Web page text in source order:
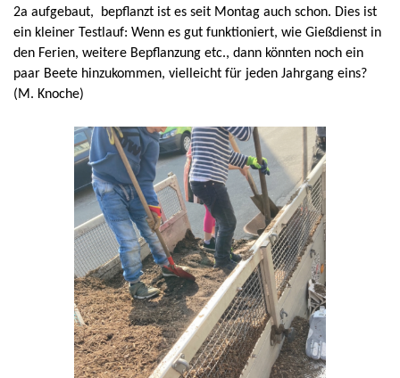
2a aufgebaut, bepflanzt ist es seit Montag auch schon. Dies ist
ein kleiner Testlauf: Wenn es gut funktioniert, wie Gießdienst in
den Ferien, weitere Bepflanzung etc., dann könnten noch ein
paar Beete hinzukommen, vielleicht für jeden Jahrgang eins?
(M. Knoche)